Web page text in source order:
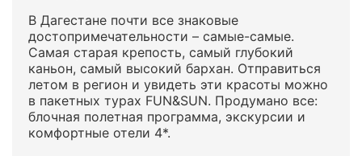
В Дагестане почти все знаковые
достопримечательности – самые-самые.
Самая старая крепость, самый глубокий
каньон, самый высокий бархан. Отправиться
летом в регион и увидеть эти красоты можно
в пакетных турах FUN&SUN. Продумано все:
блочная полетная программа, экскурсии и
комфортные отели 4*.